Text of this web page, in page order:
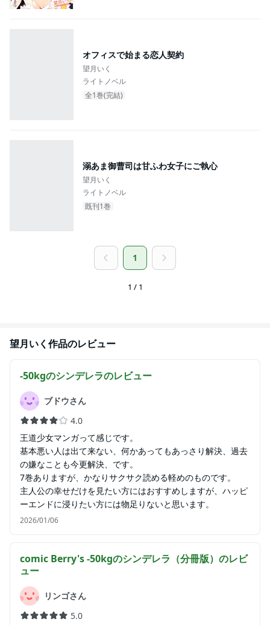
オフィスで始まる恋人契約
望月いく
ライトノベル
全1巻(完結)
溺あま御曹司は甘ふわ女子にご執心
望月いく
ライトノベル
既刊1巻
1
1 / 1
望月いく 作品のレビュー
-50kgのシンデレラのレビュー
ブドウさん
4.0
王道少女マンガって感じです。
基本悪い人は出て来ない、何かあってもあっさり解決、過去
の嫌なことも今更解決、です。
7巻ありますが、かなりサクサク読める軽めのものです。
主人公の幸せだけを見たい方にはおすすめしますが、ハッピ
ーエンドに浸りたい方には物足りないと思います。
2026/01/06
comic Berry's -50kgのシンデレラ（分冊版） のレビ
ュー
リンゴさん
5.0